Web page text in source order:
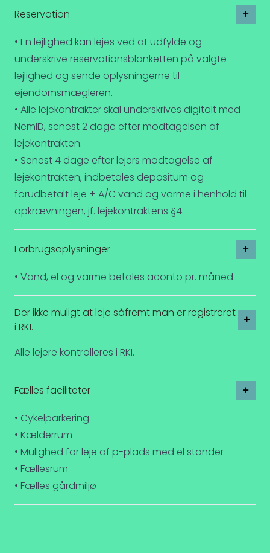
Reservation
• En lejlighed kan lejes ved at udfylde og
underskrive reservationsblanketten på valgte
lejlighed og sende oplysningerne til
ejendomsmægleren.
• Alle lejekontrakter skal underskrives digitalt med
NemID, senest 2 dage efter modtagelsen af
lejekontrakten.
• Senest 4 dage efter lejers modtagelse af
lejekontrakten, indbetales depositum og
forudbetalt leje + A/C vand og varme i henhold til
opkrævningen, jf. lejekontraktens §4.
Forbrugsoplysninger
• Vand, el og varme betales aconto pr. måned.
Der ikke muligt at leje såfremt man er registreret
i RKI.
Alle lejere kontrolleres i RKI.
Fælles faciliteter
• Cykelparkering
• Kælderrum
• Mulighed for leje af p-plads med el stander
• Fællesrum
• Fælles gårdmiljø